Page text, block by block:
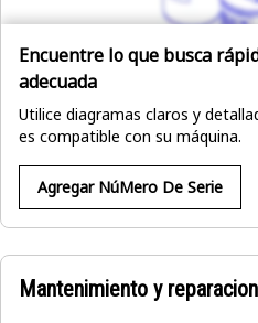
Encuentre lo que busca
adecuada
Utilice diagramas claros y
es compatible con su máquina.
Agregar NúMero De Serie
Mantenimiento y